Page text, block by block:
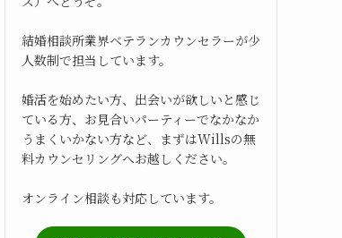
結婚相談所業界ベテランカウンセラーが少
人数制で担当しています。
婚活を始めたい方、出会いが欲しいと感じ
ている方、お見合いパーティーでなかなか
うまくいかない方など、まずはWillsの無
料カウンセリングへお越しください。
オンライン相談も対応しています。